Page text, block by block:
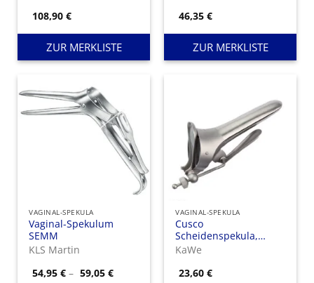
108,90€
ZUR MERKLISTE
46,35€
ZUR MERKLISTE
VAGINAL-SPEKULA
Vaginal-Spekulum
SEMM
KLS Martin
54,95€ – 59,05€Preisspanne:
VAGINAL-SPEKULA
Cusco
Scheidenspekula,
Schweizer Modell,
KaWe
23,60€